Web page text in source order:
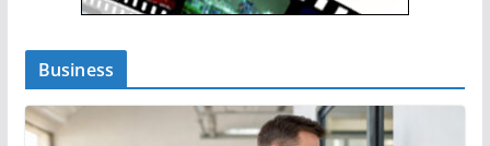
Business